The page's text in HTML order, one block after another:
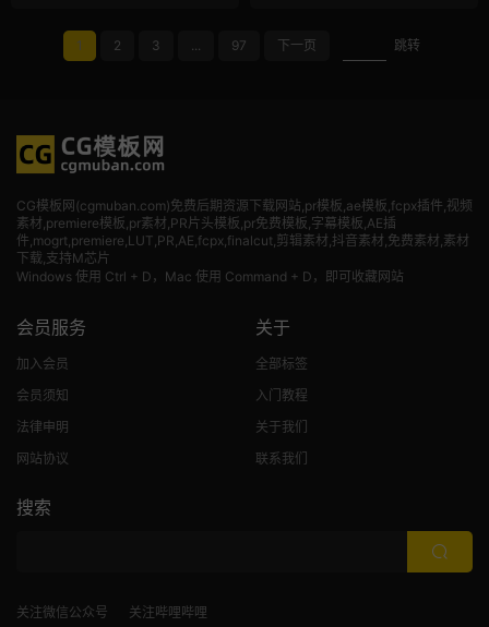
1 2 3 ... 97 下一页 跳转
CG模板网(cgmuban.com)免费后期资源下载网站,pr模板,ae模板,fcpx插件,视频
素材,premiere模板,pr素材,PR片头模板,pr免费模板,字幕模板,AE插
件,mogrt,premiere,LUT,PR,AE,fcpx,finalcut,剪辑素材,抖音素材,免费素材,素材
下载,支持M芯片
Windows 使用 Ctrl + D，Mac 使用 Command + D，即可收藏网站
会员服务
加入会员
会员须知
法律申明
网站协议
关于
全部标签
入门教程
关于我们
联系我们
搜索
关注微信公众号 关注哔哩哔哩